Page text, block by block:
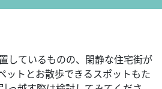
しているものの、閑静な住宅街が
ットとお散歩できるスポットもた